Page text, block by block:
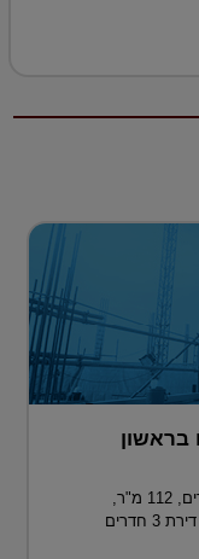
נמכרו בראשון
וגם: בעפולה נמכרה דירת גן בת 5.5 חדרים, 112 מ"ר,
תמורת 1.45 מיליון שקל ■ ובכמה נמכרה דירת 3 חדרים